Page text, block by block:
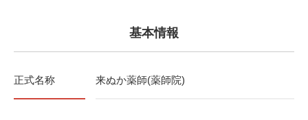
基本情報
正式名称 来ぬか薬師(薬師院)